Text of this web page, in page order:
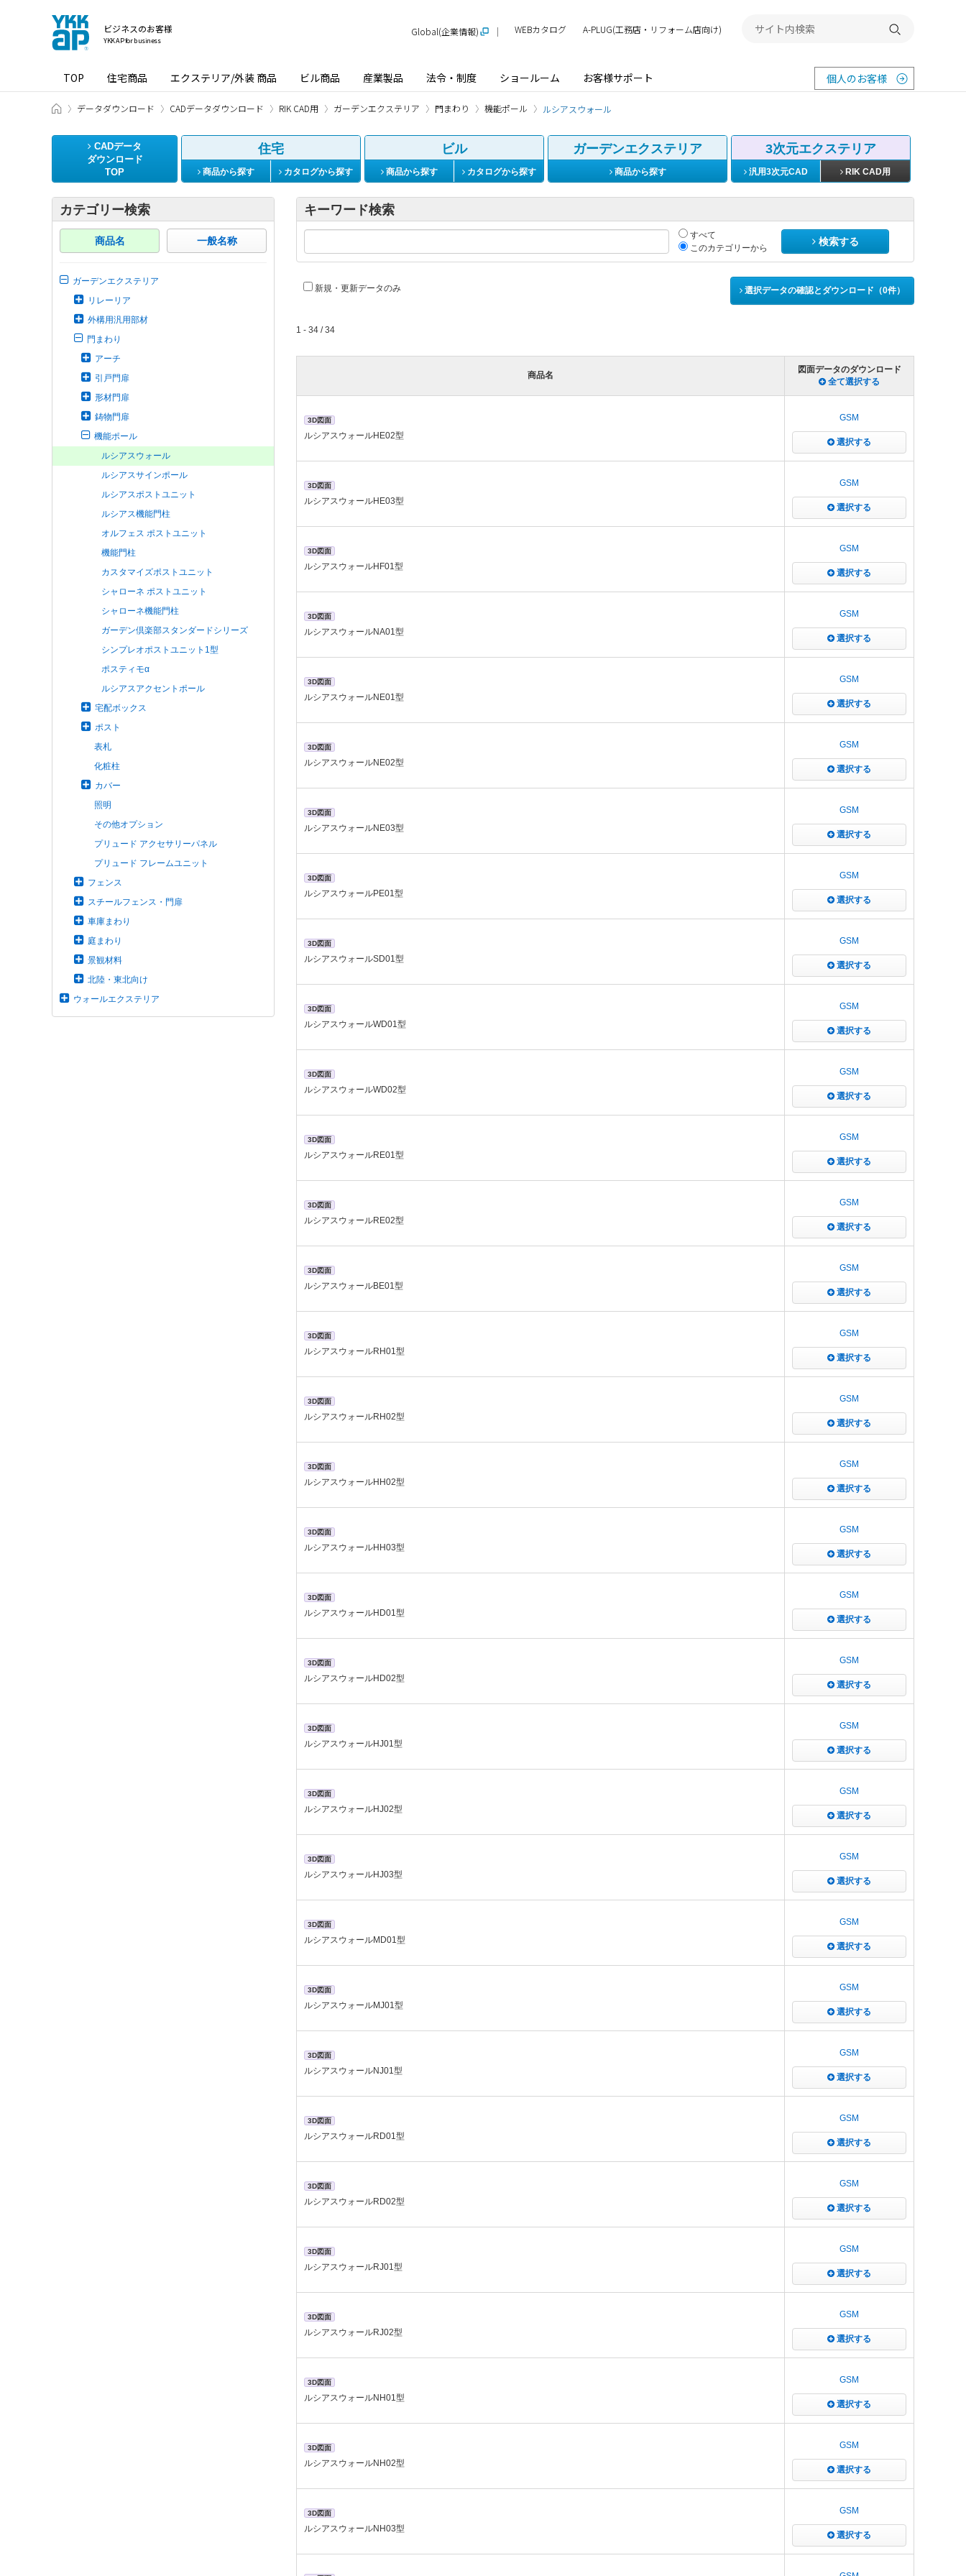
ビジネスのお客様
YKK AP for business
TOP 住宅商品 エクステリア/外装 商品 ビル商品 産業製品 法令・制度 ショールーム お客様サポート 個人のお客様
Global(企業情報) WEBカタログ A-PLUG(工務店・リフォーム店向け) 検索する
ビジネスのお客様 HOME
データダウンロード CADデータダウンロード RIK CAD用 ガーデンエクステリア 門まわり 機能ポール ルシアスウォール
CADデータ
ダウンロード
TOP
住宅
商品から探す カタログから探す
ビル
商品から探す カタログから探す
ガーデンエクステリア
商品から探す
3次元エクステリア
汎用3次元CAD RIK CAD用
カテゴリー検索
商品名 一般名称
ガーデンエクステリア
リレーリア
外構用汎用部材
門まわり
アーチ
引戸門扉
形材門扉
鋳物門扉
機能ポール
ルシアスウォール
ルシアスサインポール
ルシアスポストユニット
ルシアス機能門柱
オルフェス ポストユニット
機能門柱
カスタマイズポストユニット
シャローネ ポストユニット
シャローネ機能門柱
ガーデン倶楽部スタンダードシリーズ
シンプレオポストユニット1型
ポスティモα
ルシアスアクセントポール
宅配ボックス
ポスト
表札
化粧柱
カバー
照明
その他オプション
プリュード アクセサリーパネル
プリュード フレームユニット
フェンス
スチールフェンス・門扉
車庫まわり
庭まわり
景観材料
北陸・東北向け
ウォールエクステリア
キーワード検索
すべて
このカテゴリーから
検索する
新規・更新データのみ 選択データの確認とダウンロード（0件）
1 - 34 / 34
商品名
図面データのダウンロード
全て選択する
3D図面
ルシアスウォールHE02型
GSM
選択する
3D図面
ルシアスウォールHE03型
GSM
選択する
3D図面
ルシアスウォールHF01型
GSM
選択する
3D図面
ルシアスウォールNA01型
GSM
選択する
3D図面
ルシアスウォールNE01型
GSM
選択する
3D図面
ルシアスウォールNE02型
GSM
選択する
3D図面
ルシアスウォールNE03型
GSM
選択する
3D図面
ルシアスウォールPE01型
GSM
選択する
3D図面
ルシアスウォールSD01型
GSM
選択する
3D図面
ルシアスウォールWD01型
GSM
選択する
3D図面
ルシアスウォールWD02型
GSM
選択する
3D図面
ルシアスウォールRE01型
GSM
選択する
3D図面
ルシアスウォールRE02型
GSM
選択する
3D図面
ルシアスウォールBE01型
GSM
選択する
3D図面
ルシアスウォールRH01型
GSM
選択する
3D図面
ルシアスウォールRH02型
GSM
選択する
3D図面
ルシアスウォールHH02型
GSM
選択する
3D図面
ルシアスウォールHH03型
GSM
選択する
3D図面
ルシアスウォールHD01型
GSM
選択する
3D図面
ルシアスウォールHD02型
GSM
選択する
3D図面
ルシアスウォールHJ01型
GSM
選択する
3D図面
ルシアスウォールHJ02型
GSM
選択する
3D図面
ルシアスウォールHJ03型
GSM
選択する
3D図面
ルシアスウォールMD01型
GSM
選択する
3D図面
ルシアスウォールMJ01型
GSM
選択する
3D図面
ルシアスウォールNJ01型
GSM
選択する
3D図面
ルシアスウォールRD01型
GSM
選択する
3D図面
ルシアスウォールRD02型
GSM
選択する
3D図面
ルシアスウォールRJ01型
GSM
選択する
3D図面
ルシアスウォールRJ02型
GSM
選択する
3D図面
ルシアスウォールNH01型
GSM
選択する
3D図面
ルシアスウォールNH02型
GSM
選択する
3D図面
ルシアスウォールNH03型
GSM
選択する